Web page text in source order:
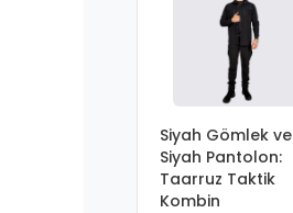
Siyah Gömlek ve
Siyah Pantolon:
Taarruz Taktik
Kombin